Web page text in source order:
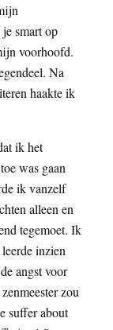
smart op
voorhoofd.
Na
haakte ik
ik het
was gaan
ik vanzelf
alleen en
tegemoet. Ik
inzien
angst voor
zou
suffer about